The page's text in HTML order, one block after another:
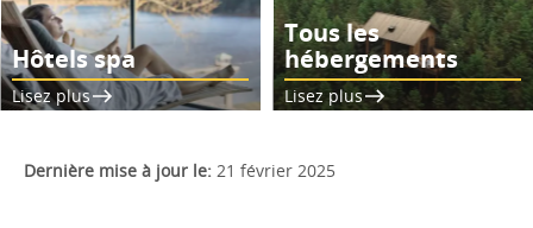
Hôtels spa
Lisez plus
Tous les
hébergements
Lisez plus
Dernière mise à jour le: 21 février 2025